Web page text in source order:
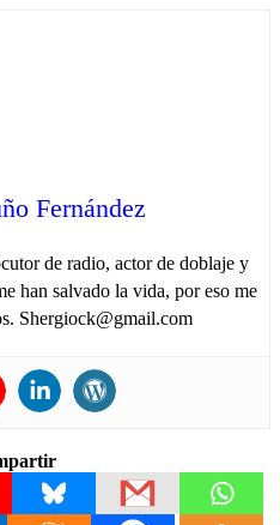
Fernández
de radio, actor de doblaje y
han salvado la vida, por eso me
Shergiock@gmail.com